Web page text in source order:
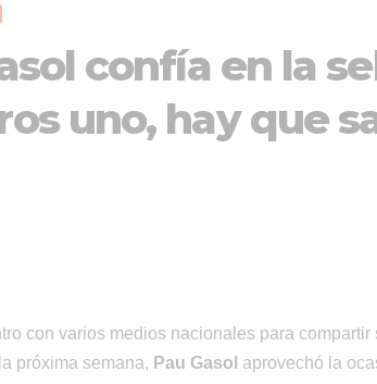
confía en la
uno, hay que
con varios medios nacionales para
próxima semana, Pau Gasol aprovechó la